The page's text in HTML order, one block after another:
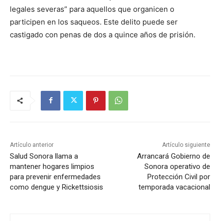
legales severas” para aquellos que organicen o
participen en los saqueos. Este delito puede ser
castigado con penas de dos a quince años de prisión.
Artículo anterior
Salud Sonora llama a
mantener hogares limpios
para prevenir enfermedades
como dengue y Rickettsiosis
Artículo siguiente
Arrancará Gobierno de
Sonora operativo de
Protección Civil por
temporada vacacional